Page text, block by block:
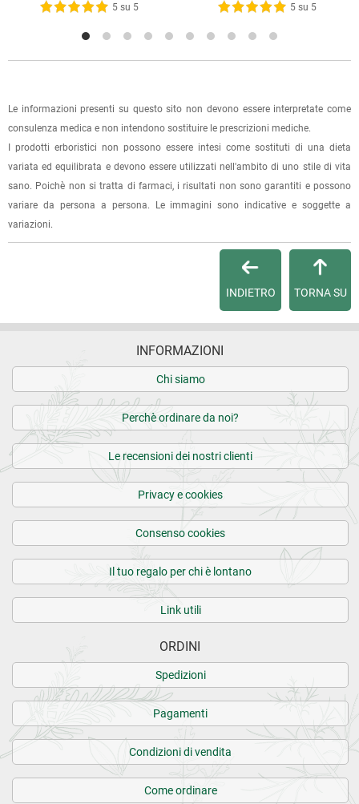
La spedizione è accompagnata da un riepilogo d'ordine,
oppure dalla fattura se richiesta al momento dell'ordine
potrai verificare lo stato di lavorazione
dell'ordine e lo stato della spedizione.
Per qualsiasi informazione, contattaci via e-mail
5 su 5 5 su 5
Le informazioni presenti su questo sito non devono essere interpretate come
consulenza medica e non intendono sostituire le prescrizioni mediche.
I prodotti erboristici non possono essere intesi come sostituti di una dieta
variata ed equilibrata e devono essere utilizzati nell'ambito di uno stile di vita
sano. Poichè non si tratta di farmaci, i risultati non sono garantiti e possono
variare da persona a persona. Le immagini sono indicative e soggette a
variazioni.
TORNA SU
INDIETRO
INFORMAZIONI
Chi siamo
Perchè ordinare da noi?
Le recensioni dei nostri clienti
Privacy e cookies
Consenso cookies
Il tuo regalo per chi è lontano
Link utili
ORDINI
Spedizioni
Pagamenti
Condizioni di vendita
Come ordinare